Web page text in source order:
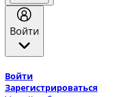
Войти
Войти
Зарегистрироваться